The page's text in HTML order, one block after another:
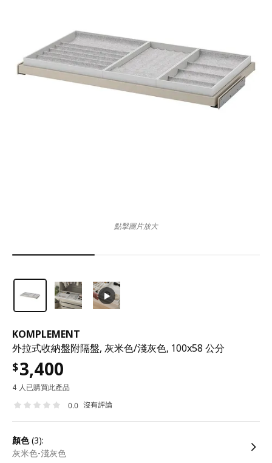
KOMPLEMENT
外拉式收納盤附隔盤, 灰米色/淺灰色, 100x58 公分
$3,400
4 人已購買此產品
0.0 沒有評論
顏色(3):
灰米色-淺灰色
點擊圖片放大